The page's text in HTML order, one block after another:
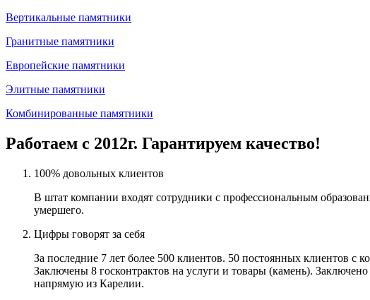
Вертикальные памятники
Гранитные памятники
Европейские памятники
Элитные памятники
Комбинированные памятники
Работаем с 2012г. Гарантируем качество!
100% довольных клиентов
В штат компании входят сотрудники с профессиональным
умершего.
Цифры говорят за себя
За последние 7 лет более 500 клиентов. 50 постоянных клиентов
Заключены 8 госконтрактов на услуги и товары (камень).
напрямую из Карелии.